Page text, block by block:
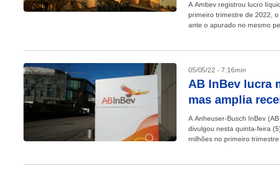
A Ambev registrou lucro
primeiro trimestre de 2022,
ante o apurado no mesmo
05/05/22 - 7:16min
AB InBev lucra
mas amplia
A Anheuser-Busch InBev
divulgou nesta quinta-feira
milhões no primeiro